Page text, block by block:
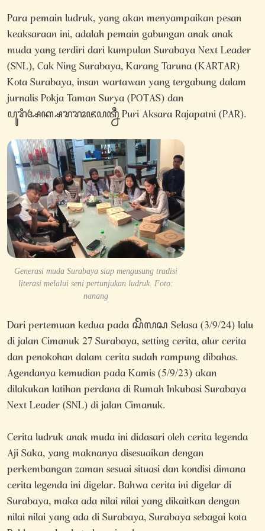
Para pemain ludruk, yang akan menyampaikan pesan
keaksaraan ini, adalah pemain gabungan anak anak
muda yang terdiri dari kumpulan Surabaya Next Leader
(SNL), Cak Ning Surabaya, Karang Taruna (KARTAR)
Kota Surabaya, insan wartawan yang tergabung dalam
jurnalis Pokja Taman Surya (POTAS) dan
ꦥꦸꦫꦶꦄꦏ꧀ꦱꦫꦫꦴꦗꦥꦠ꧀ꦤꦷ Puri Aksara Rajapatni (PAR).
Generasi muda Surabaya siap mengusung tradisi
literasi melalui seni pertunjukan ludruk. Foto:
nanang
Dari pertemuan kedua pada ꦱꦼꦭꦱ Selasa (3/9/24) lalu
di jalan Cimanuk 27 Surabaya, setting cerita, alur cerita
dan penokohan dalam cerita sudah rampung dibahas.
Agendanya kemudian pada Kamis (5/9/23) akan
dilakukan latihan perdana di Rumah Inkubasi Surabaya
Next Leader (SNL) di jalan Cimanuk.
Cerita ludruk anak muda ini didasari oleh cerita legenda
Aji Saka, yang maknanya disesuaikan dengan
perkembangan zaman sesuai situasi dan kondisi dimana
cerita legenda ini digelar. Bahwa cerita ini digelar di
Surabaya, maka ada nilai nilai yang dikaitkan dengan
nilai nilai yang ada di Surabaya, Surabaya sebagai kota